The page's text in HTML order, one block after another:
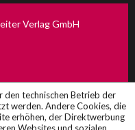
Verlag GmbH
technischen Betrieb der
werden. Andere Cookies, die
erhöhen, der Direktwerbung